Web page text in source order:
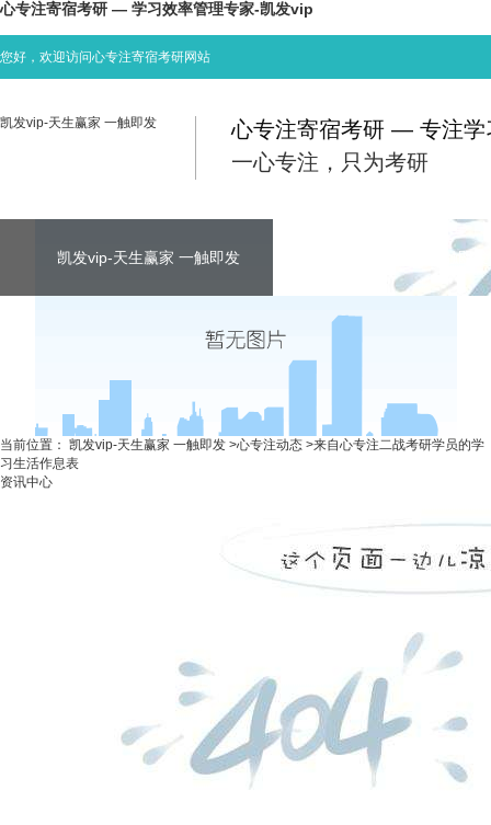
心专注寄宿考研 — 学习效率管理专家-凯发vip
您好，欢迎访问心专注寄宿考研网站
凯发vip-天生赢家 一触即发
心专注寄宿考研 — 专注学
一心专注，只为考研
凯发vip-天生赢家 一触即发 凯发vip-天生赢家 一触即发
凯发vip-天生赢家 一触即发 考研资讯
当前位置： 凯发vip-天生赢家 一触即发 >心专注动态 >来自心专注二战考研学员的学
习生活作息表
资讯中心